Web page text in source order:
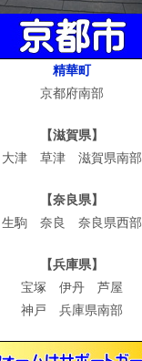
精華町
京都府南部
【滋賀県】
大津 草津 滋賀県南部
【奈良県】
生駒 奈良 奈良県西部
【兵庫県】
宝塚 伊丹 芦屋
神戸 兵庫県南部